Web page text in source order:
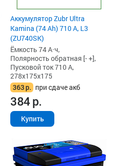
Аккумулятор Zubr Ultra
Kamina (74 Ah) 710 А, L3
(ZU740SK)
Ёмкость 74 А·ч,
Полярность обратная [- +],
Пусковой ток 710 А,
278x175x175
363р. при сдаче акб
384р.
Купить